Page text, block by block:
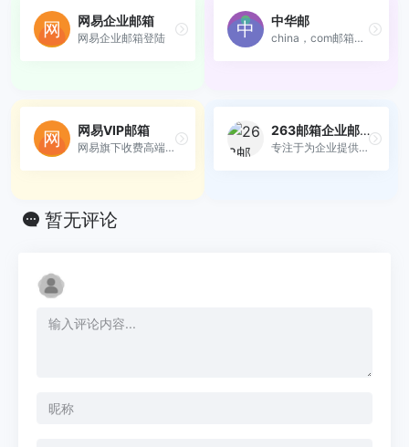
网易企业邮箱
网易企业邮箱登陆
中华邮
china，com邮箱，付费邮箱，...
网易VIP邮箱
网易旗下收费高端邮箱品牌
263邮箱企业邮箱
专注于为企业提供快速、智能...
暂无评论